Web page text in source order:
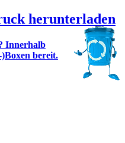
herunterladen
Innerhalb
bereit.